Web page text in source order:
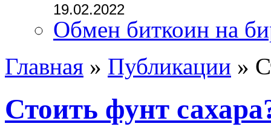
19.02.2022
Обмен биткоин на
Главная » Публикации »
Стоить фунт